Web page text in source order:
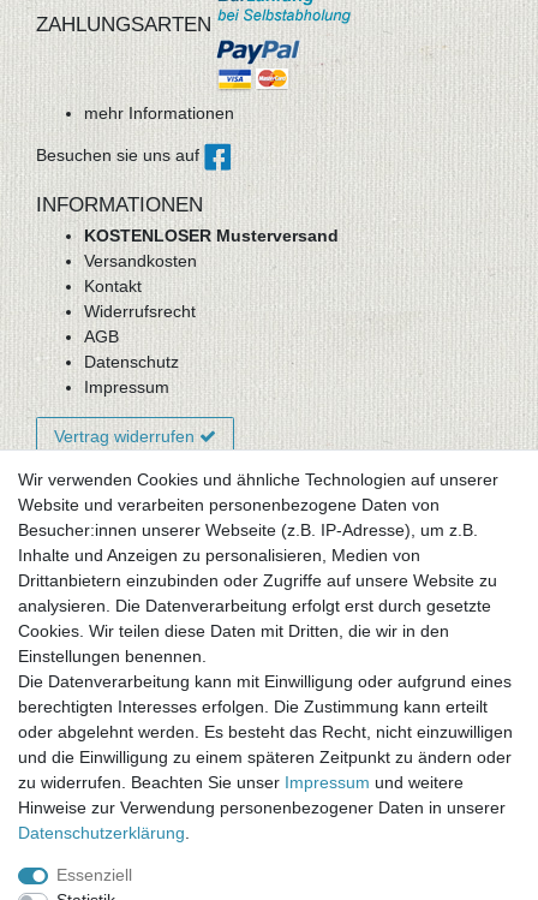
ZAHLUNGSARTEN
mehr Informationen
Besuchen sie uns auf
INFORMATIONEN
KOSTENLOSER Musterversand
Versandkosten
Kontakt
Widerrufsrecht
AGB
Datenschutz
Impressum
Vertrag widerrufen
Newsletter-Anmeldung
FAQ / Fragen
Mein Warenkorb
Mein Merkzettel
Mein Konto
UNSER LADENGESCHÄFT
Gottlieb-Daimler-Str. 10
33334 Gütersloh
ÖFFNUNGSZEITEN
Montag - Dienstag: 8.00 - 18.00 Uhr, Mittwoch Ruhetag,
Donnerstag: 8.00 - 18.00 Uhr, Freitag 8.00 - 14.00 Uhr
KUNDENSERVICE
Wir verwenden Cookies und ähnliche Technologien auf unserer
Website und verarbeiten personenbezogene Daten von
Besucher:innen unserer Webseite (z.B. IP-Adresse), um z.B.
Inhalte und Anzeigen zu personalisieren, Medien von
Drittanbietern einzubinden oder Zugriffe auf unsere Website zu
analysieren. Die Datenverarbeitung erfolgt erst durch gesetzte
Cookies. Wir teilen diese Daten mit Dritten, die wir in den
Einstellungen benennen.
Die Datenverarbeitung kann mit Einwilligung oder aufgrund eines
berechtigten Interesses erfolgen. Die Zustimmung kann erteilt
oder abgelehnt werden. Es besteht das Recht, nicht einzuwilligen
und die Einwilligung zu einem späteren Zeitpunkt zu ändern oder
zu widerrufen. Beachten Sie unser Impressum und weitere
Hinweise zur Verwendung personenbezogener Daten in unserer
Daten­schutz­erklärung
Essenziell